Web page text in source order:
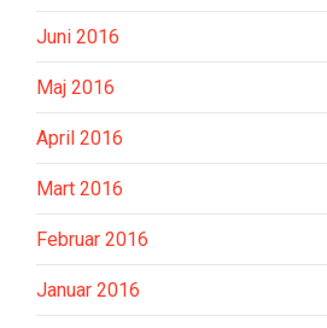
Juni 2016
Maj 2016
April 2016
Mart 2016
Februar 2016
Januar 2016